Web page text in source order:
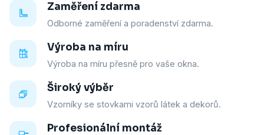
Zaměření zdarma
Odborné zaměření a poradenství zdarma.
Výroba na míru
Výroba na míru přesně pro vaše okna.
Široký výběr
Vzorníky se stovkami vzorů látek a dekorů.
Profesionální montáž